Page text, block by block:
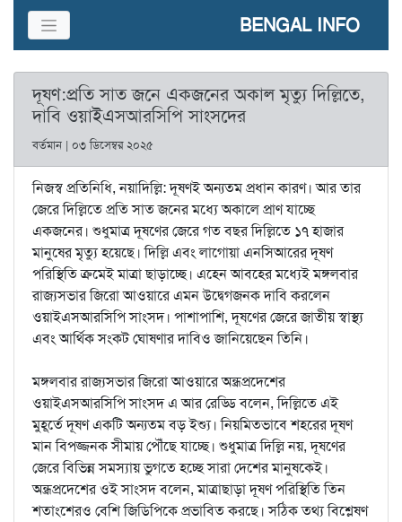
BENGAL INFO
দূষণ:প্রতি সাত জনে একজনের অকাল মৃত্যু দিল্লিতে,
দাবি ওয়াইএসআরসিপি সাংসদের
বর্তমান | ০৩ ডিসেম্বর ২০২৫
নিজস্ব প্রতিনিধি, নয়াদিল্লি: দূষণই অন্যতম প্রধান কারণ। আর তার
জেরে দিল্লিতে প্রতি সাত জনের মধ্যে অকালে প্রাণ যাচ্ছে
একজনের। শুধুমাত্র দূষণের জেরে গত বছর দিল্লিতে ১৭ হাজার
মানুষের মৃত্যু হয়েছে। দিল্লি এবং লাগোয়া এনসিআরের দূষণ
পরিস্থিতি ক্রমেই মাত্রা ছাড়াচ্ছে। এহেন আবহের মধ্যেই মঙ্গলবার
রাজ্যসভার জিরো আওয়ারে এমন উদ্বেগজনক দাবি করলেন
ওয়াইএসআরসিপি সাংসদ। পাশাপাশি, দূষণের জেরে জাতীয় স্বাস্থ্য
এবং আর্থিক সংকট ঘোষণার দাবিও জানিয়েছেন তিনি।
মঙ্গলবার রাজ্যসভার জিরো আওয়ারে অন্ধ্রপ্রদেশের
ওয়াইএসআরসিপি সাংসদ এ আর রেড্ডি বলেন, দিল্লিতে এই
মুহূর্তে দূষণ একটি অন্যতম বড় ইশ্যু। নিয়মিতভাবে শহরের দূষণ
মান বিপজ্জনক সীমায় পৌঁছে যাচ্ছে। শুধুমাত্র দিল্লি নয়, দূষণের
জেরে বিভিন্ন সমস্যায় ভুগতে হচ্ছে সারা দেশের মানুষকেই।
অন্ধ্রপ্রদেশের ওই সাংসদ বলেন, মাত্রাছাড়া দূষণ পরিস্থিতি তিন
শতাংশেরও বেশি জিডিপিকে প্রভাবিত করছে। সঠিক তথ্য বিশ্লেষণ